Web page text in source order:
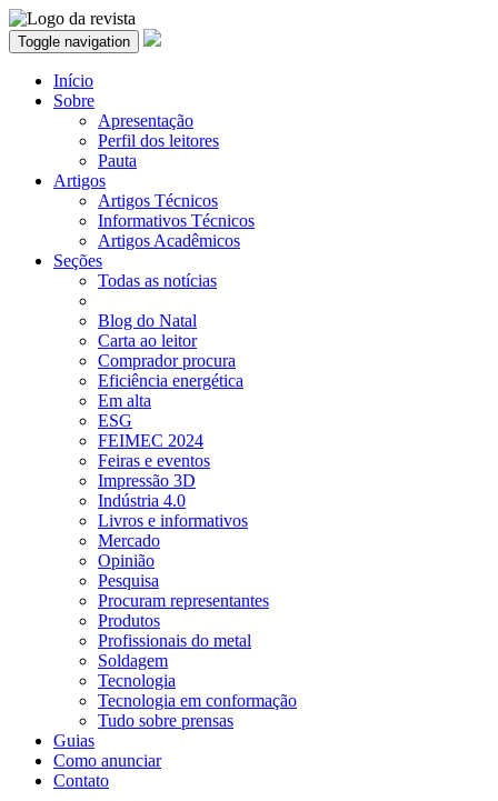
Toggle navigation
Início
Sobre
Apresentação
Perfil dos leitores
Pauta
Artigos
Artigos Técnicos
Informativos Técnicos
Artigos Acadêmicos
Seções
Todas as notícias
Blog do Natal
Carta ao leitor
Comprador procura
Eficiência energética
Em alta
ESG
FEIMEC 2024
Feiras e eventos
Impressão 3D
Indústria 4.0
Livros e informativos
Mercado
Opinião
Pesquisa
Procuram representantes
Produtos
Profissionais do metal
Soldagem
Tecnologia
Tecnologia em conformação
Tudo sobre prensas
Guias
Como anunciar
Contato